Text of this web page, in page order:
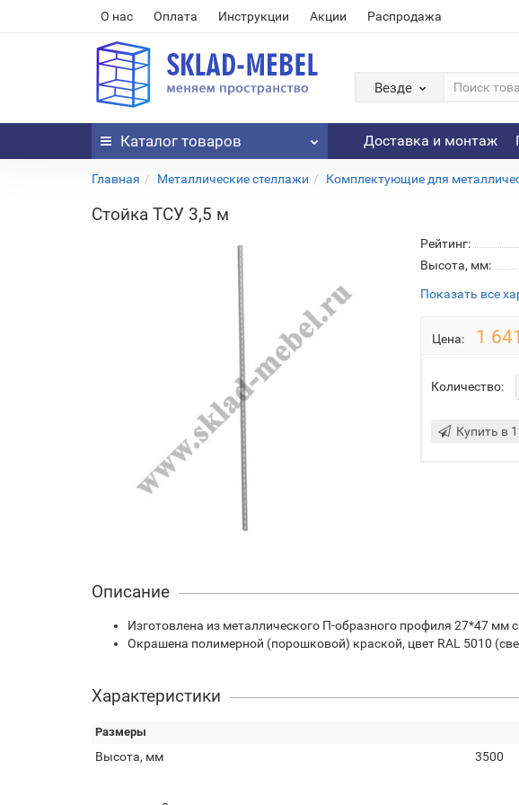
О нас Оплата Инструкции Акции Распродажа
Везде
Каталог товаров Доставка и монтаж
Главная Металлические стеллажи Комплектующие для
Стойка ТСУ 3,5 м
Рейтинг:
Высота, мм:
Показать все
Цена: 1
Количество:
Купить в
Описание
Изготовлена из металлического П-образного профиля 27*47
Окрашена полимерной (порошковой) краской, цвет RAL 5010
Характеристики
Размеры
Высота, мм 3500